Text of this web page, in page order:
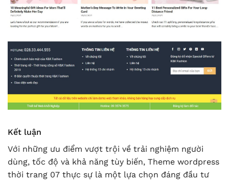
Kết luận
Với những ưu điểm vượt trội về trải nghiệm người
dùng, tốc độ và khả năng tùy biến, Theme wordpress
thời trang 07 thực sự là một lựa chọn đáng đầu tư